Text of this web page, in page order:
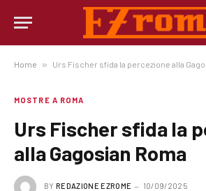
Home » Urs Fischer sfida la percezione alla
MOSTRE A ROMA
Urs Fischer sfida la
alla Gagosian Roma
BY REDAZIONE EZROME 10/09/2025